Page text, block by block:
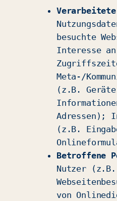
besuchte
Interesse
Meta-/
(z.B.
Adressen);
(z.B.
Betroffene
Nutzer (z.B.
von